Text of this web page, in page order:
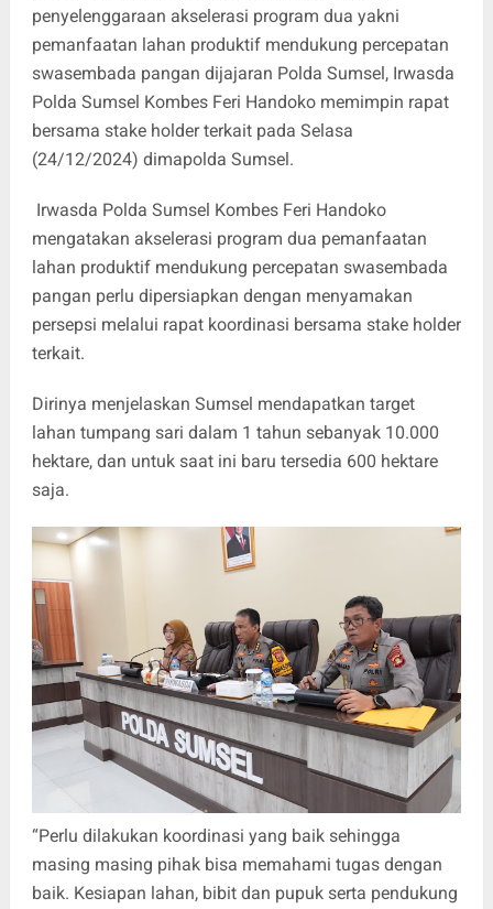
penyelenggaraan akselerasi program dua yakni
pemanfaatan lahan produktif mendukung percepatan
swasembada pangan dijajaran Polda Sumsel, Irwasda
Polda Sumsel Kombes Feri Handoko memimpin rapat
bersama stake holder terkait pada Selasa
(24/12/2024) dimapolda Sumsel.
Irwasda Polda Sumsel Kombes Feri Handoko
mengatakan akselerasi program dua pemanfaatan
lahan produktif mendukung percepatan swasembada
pangan perlu dipersiapkan dengan menyamakan
persepsi melalui rapat koordinasi bersama stake holder
terkait.
Dirinya menjelaskan Sumsel mendapatkan target
lahan tumpang sari dalam 1 tahun sebanyak 10.000
hektare, dan untuk saat ini baru tersedia 600 hektare
saja.
“Perlu dilakukan koordinasi yang baik sehingga
masing masing pihak bisa memahami tugas dengan
baik. Kesiapan lahan, bibit dan pupuk serta pendukung